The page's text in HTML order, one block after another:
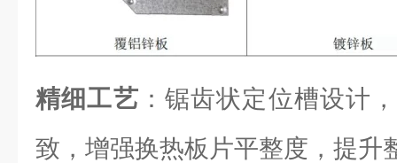
精细工艺 ：锯齿状定位槽设计
致，增强换热板片平整度，提升